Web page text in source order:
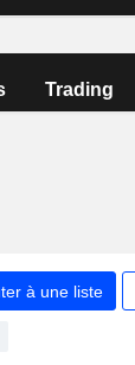
Trading
à une liste